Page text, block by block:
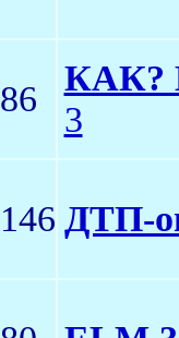
86
КАК?
3
146 ДТП-